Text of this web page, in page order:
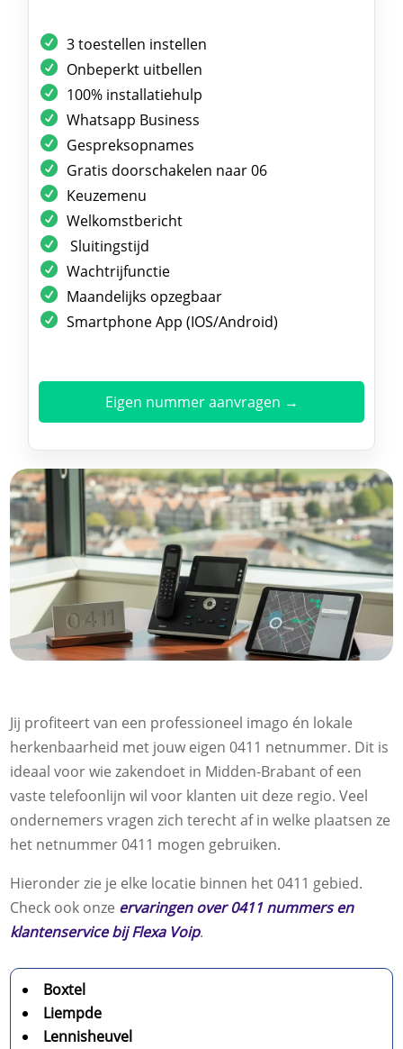
3 toestellen instellen
Onbeperkt uitbellen
100% installatiehulp
Whatsapp Business
Gespreksopnames
Gratis doorschakelen naar 06
Keuzemenu
Welkomstbericht
Sluitingstijd
Wachtrijfunctie
Maandelijks opzegbaar
Smartphone App (IOS/Android)
Eigen nummer aanvragen →
Jij profiteert van een professioneel imago én lokale
herkenbaarheid met jouw eigen 0411 netnummer. Dit is
ideaal voor wie zakendoet in Midden-Brabant of een
vaste telefoonlijn wil voor klanten uit deze regio. Veel
ondernemers vragen zich terecht af in welke plaatsen ze
het netnummer 0411 mogen gebruiken.
Hieronder zie je elke locatie binnen het 0411 gebied.
Check ook onze ervaringen over 0411 nummers en
klantenservice bij Flexa Voip.
Boxtel
Liempde
Lennisheuvel